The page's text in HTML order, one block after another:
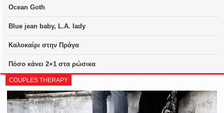
Ocean Goth
Blue jean baby, L.A. lady
Καλοκαίρι στην Πράγα
Πόσο κάνει 2+1 στα ρώσικα
COUPLES THERAPY